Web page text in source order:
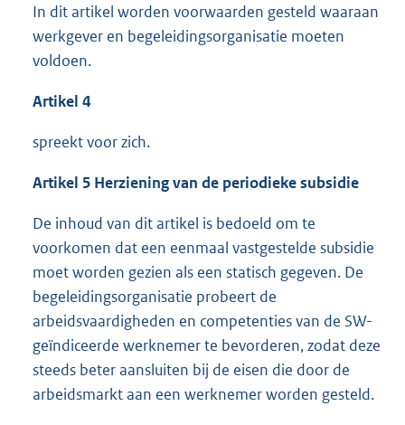
In dit artikel worden voorwaarden gesteld waaraan
werkgever en begeleidingsorganisatie moeten
voldoen.
Artikel 4
spreekt voor zich.
Artikel 5 Herziening van de periodieke subsidie
De inhoud van dit artikel is bedoeld om te
voorkomen dat een eenmaal vastgestelde subsidie
moet worden gezien als een statisch gegeven. De
begeleidingsorganisatie probeert de
arbeidsvaardigheden en competenties van de SW-
geïndiceerde werknemer te bevorderen, zodat deze
steeds beter aansluiten bij de eisen die door de
arbeidsmarkt aan een werknemer worden gesteld.